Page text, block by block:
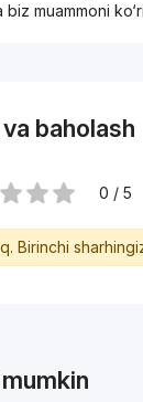
muammoni
baholash
0 / 5
Birinchi